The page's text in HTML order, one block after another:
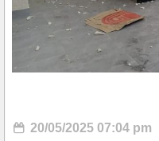
20/05/2025 07:04 pm